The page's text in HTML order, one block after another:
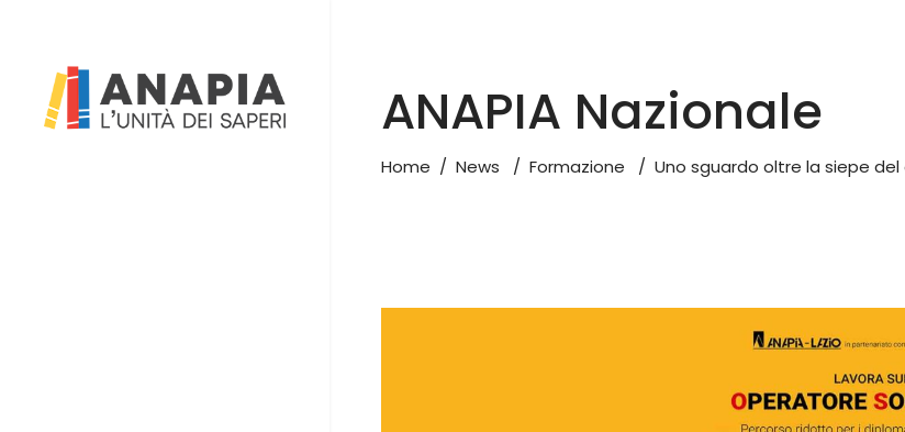
ANAPIA Nazionale
Home / News / Formazione / Uno sguardo oltre la siepe